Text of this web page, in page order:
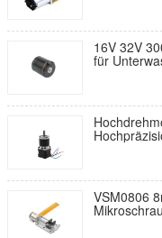
16V 32V
für
VSM0806